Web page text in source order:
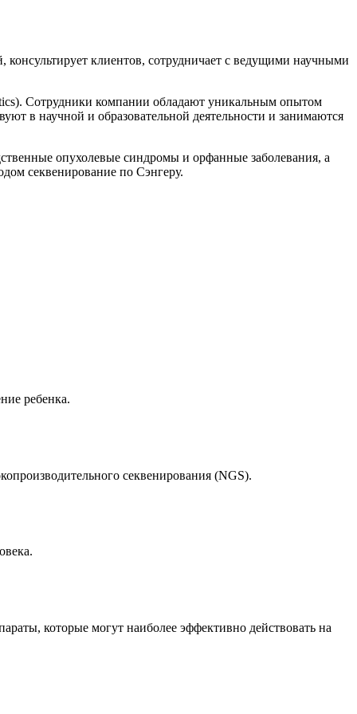
клиентов, сотрудничает с ведущими научными
Сотрудники компании обладают уникальным опытом
в научной и образовательной деятельности и занимаются
опухолевые синдромы и орфанные заболевания, а
секвенирование по Сэнгеру.
ребенка.
секвенирования (NGS).
которые могут наиболее эффективно действовать на